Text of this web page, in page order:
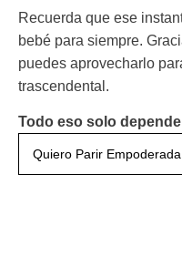
Recuerda que ese
bebé para siempre.
puedes aprovecharlo
trascendental.
Todo eso solo
Quiero Parir Empoderada